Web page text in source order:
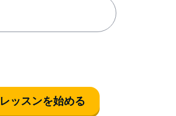
レッスンを始める